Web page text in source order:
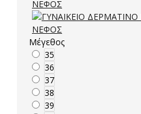
Μέγεθος
35
36
37
38
39